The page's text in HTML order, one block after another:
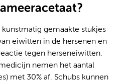
gemaakte stukjes
eiwitten in de hersenen en
tegen herseneiwitten.
nemen het aantal
met 30% af. Schubs kunnen